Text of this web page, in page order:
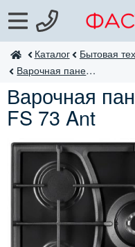
ФастМаркт
Каталог Бытовая
Варочная панель FS
Варочная
FS 73 Ant